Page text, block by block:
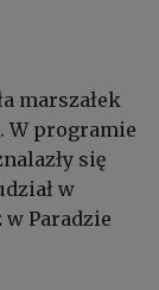
marszałek
. W programie
się
w
Paradzie